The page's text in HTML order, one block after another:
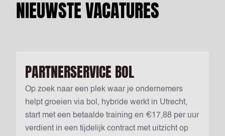
NIEUWSTE VACATURES
PARTNERSERVICE BOL
Op zoek naar een plek waar je ondernemers
helpt groeien via bol, hybride werkt in Utrecht,
start met een betaalde training en €17,88 per uur
verdient in een tijdelijk contract met uitzicht op